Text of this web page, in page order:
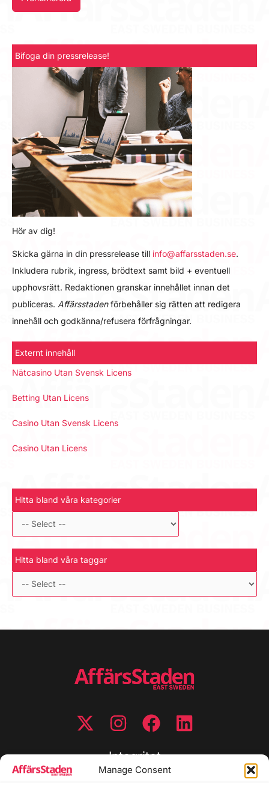
Manage Consent
Bifoga din pressrelease!
Hör av dig!
Skicka gärna in din pressrelease till info@affarsstaden.se.
Inkludera rubrik, ingress, brödtext samt bild + eventuell
upphovsrätt. Redaktionen granskar innehållet innan det
publiceras. Affärsstadenförbehåller sig rätten att redigera
innehåll och godkänna/refusera förfrågningar.
Externt innehåll
Nätcasino Utan Svensk Licens
Betting Utan Licens
Casino Utan Svensk Licens
Casino Utan Licens
Hitta bland våra kategorier
Hitta bland våra taggar
Integritet